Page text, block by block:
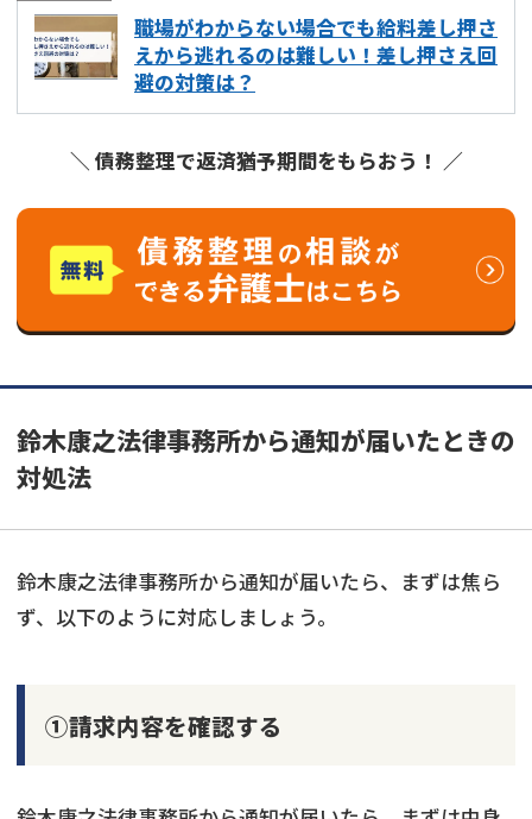
職場がわからない場合でも給料差し押さ
えから逃れるのは難しい！差し押さえ回
避の対策は？
＼ 債務整理で返済猶予期間をもらおう！ ／
鈴木康之法律事務所から通知が届いたときの
対処法
鈴木康之法律事務所から通知が届いたら、まずは焦ら
ず、以下のように対応しましょう。
①請求内容を確認する